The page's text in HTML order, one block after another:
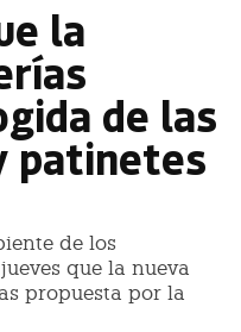
la
de las
patinetes
de los
que la nueva
propuesta por la